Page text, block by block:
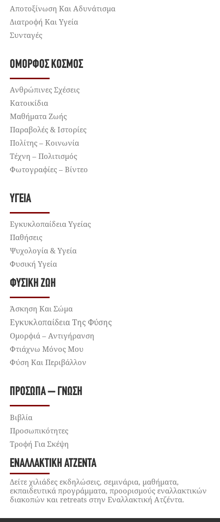
Αποτοξίνωση Και Αδυνάτισμα
Διατροφή Και Υγεία
Συνταγές
ΌΜΟΡΦΟΣ ΚΌΣΜΟΣ
Ανθρώπινες Σχέσεις
Κατοικίδια
Μαθήματα Ζωής
Παραβολές & Ιστορίες
Πολίτης – Κοινωνία
Τέχνη – Πολιτισμός
Φωτογραφίες – Βίντεο
ΥΓΕΊΑ
Εγκυκλοπαίδεια Υγείας
Παθήσεις
Ψυχολογία & Υγεία
Φυσική Υγεία
ΦΥΣΙΚΉ ΖΩΉ
Άσκηση Και Σώμα
Εγκυκλοπαίδεια Της Φύσης
Ομορφιά – Αντιγήρανση
Φτιάχνω Μόνος Μου
Φύση Και Περιβάλλον
ΠΡΌΣΩΠΑ – ΓΝΏΣΗ
Βιβλία
Προσωπικότητες
Τροφή Για Σκέψη
ΕΝΑΛΛΑΚΤΙΚΉ ΑΤΖΈΝΤΑ
Δείτε χιλιάδες εκδηλώσεις, σεμινάρια, μαθήματα,
εκπαιδευτικά προγράμματα, προορισμούς εναλλακτικών
διακοπών και retreats στην Εναλλακτική Ατζέντα.